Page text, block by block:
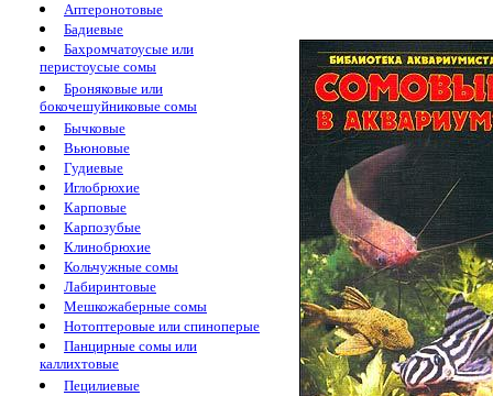
Аптеронотовые
Бадиевые
Бахромчатоусые или
перистоусые сомы
Броняковые или
бокочешуйниковые сомы
Бычковые
Вьюновые
Гудиевые
Иглобрюхие
Карповые
Карпозубые
Клинобрюхие
Кольчужные сомы
Лабиринтовые
Мешкожаберные сомы
Нотоптеровые или спиноперые
Панцирные сомы или
каллихтовые
Пецилиевые